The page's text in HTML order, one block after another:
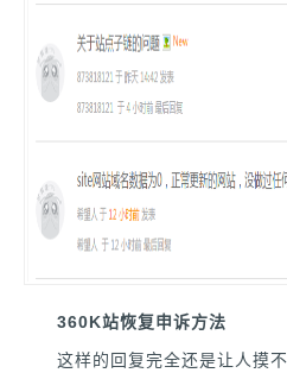
360K站恢复申诉方法
这样的回复完全还是让人摸